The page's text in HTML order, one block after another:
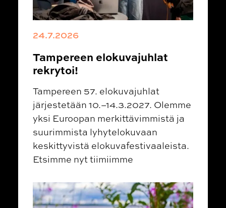
24.7.2026
Tampereen elokuvajuhlat
rekrytoi!
Tampereen 57. elokuvajuhlat
järjestetään 10.–14.3.2027. Olemme
yksi Euroopan merkittävimmistä ja
suurimmista lyhytelokuvaan
keskittyvistä elokuvafestivaaleista.
Etsimme nyt tiimiimme